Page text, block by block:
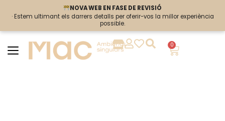
NOVA WEB EN FASE DE REVISIÓ
· Estem ultimant els darrers detalls per oferir-vos la millor experiència
possible.
NOVA WEB EN FASE DE REVISIÓ
· Estem ultimant els darrers detalls per oferir-vos la millor experiència
possible.
0